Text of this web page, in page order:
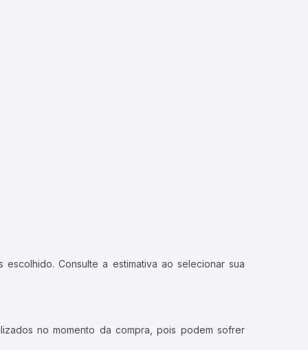
Consulte a estimativa ao selecionar sua
no momento da compra, pois podem sofrer